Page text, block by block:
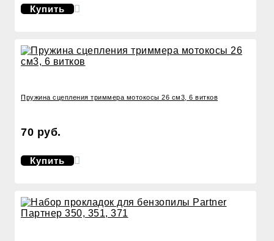
Купить
Пружина сцепления триммера мотокосы 26 см3, 6 витков
70 руб.
Купить